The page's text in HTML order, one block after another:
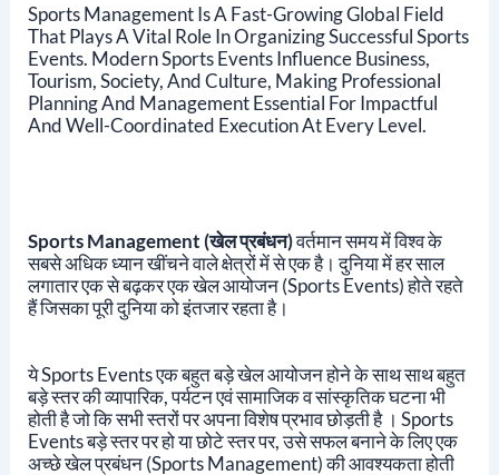
Sports Management Is A Fast-Growing Global Field
That Plays A Vital Role In Organizing Successful Sports
Events. Modern Sports Events Influence Business,
Tourism, Society, And Culture, Making Professional
Planning And Management Essential For Impactful
And Well-Coordinated Execution At Every Level.
Sports Management (खेल प्रबंधन)वर्तमान समय में विश्व के
सबसे अधिक ध्यान खींचने वाले क्षेत्रों में से एक है। दुनिया में हर साल
लगातार एक से बढ़कर एक खेल आयोजन (Sports Events) होते रहते
हैं जिसका पूरी दुनिया को इंतजार रहता है।
ये Sports Events एक बहुत बड़े खेल आयोजन होने के साथ साथ बहुत
बड़े स्तर की व्यापारिक, पर्यटन एवं सामाजिक व सांस्कृतिक घटना भी
होती है जो कि सभी स्तरों पर अपना विशेष प्रभाव छोड़ती है । Sports
Events बड़े स्तर पर हो या छोटे स्तर पर, उसे सफल बनाने के लिए एक
अच्छे खेल प्रबंधन (Sports Management) की आवश्यकता होती